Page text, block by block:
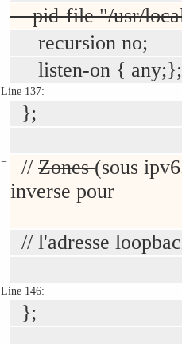
− pid-file "/usr/
recursion no;
listen-on { any;};
Line 137:
};
− // Zones(sous
inverse pour
// l'adresse
Line 146:
};